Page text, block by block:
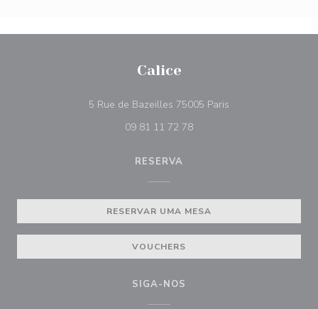
Calice
5 Rue de Bazeilles 75005 Paris
09 81 11 72 78
RESERVA
RESERVAR UMA MESA
VOUCHERS
SIGA-NOS